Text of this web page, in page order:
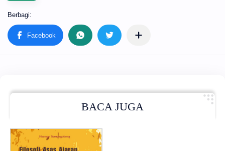
BACA JUGA